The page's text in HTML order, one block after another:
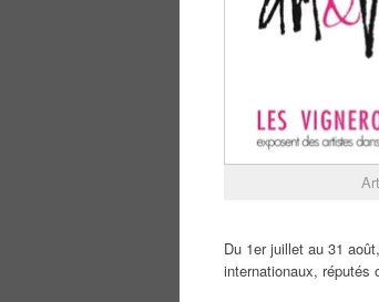
Du 1er juillet au 31
internationaux, réputés